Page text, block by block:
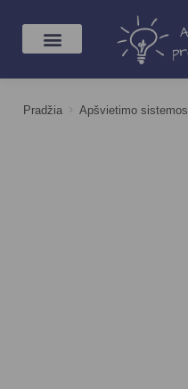
Pradžia > Apšvietimo sistemos